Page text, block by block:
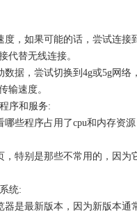
度，如果可能的话，尝试连接
代替无线连接。
数据，尝试切换到4g或5g网络
输速度。
序和服务:
些程序占用了cpu和内存资
，特别是那些不常用的，因为
统:
器是最新版本，因为新版本通